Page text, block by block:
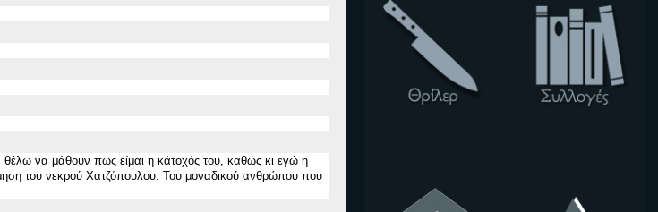
θέλω να μάθουν πως είμαι η κάτοχός του, καθώς κι εγώ η
του νεκρού Χατζόπουλου. Του μοναδικού ανθρώπου που